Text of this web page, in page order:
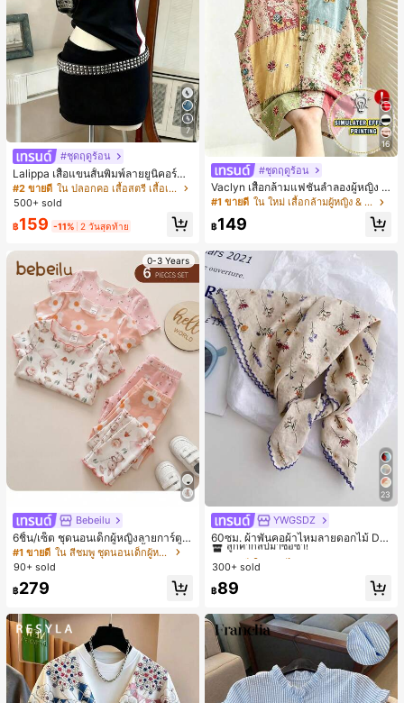
7
#ชุดฤดูร้อน
Lalippa เสื้อแขนสั้นพิมพ์ลายยูนิคอร์นล
ายทางสีตัดกันสำหรับผู้หญิง สไตล์วิทย
าลัย
#2 ขายดี
ใน ปลอกคอ เสื้อสตรี เสื้อเบลาส์ & Tee
500+ sold
฿159 -11% 2 วันสุดท้าย
0-3 Years
Bebeilu
6ชิ้น/เซ็ต ชุดนอนเด็กผู้หญิงลายการ์ตูน
หมีและดอกไม้ คอกลม แขนสั้น กางเกง
ขาสั้น ขอบระบาย สวมใส่สบาย
#1 ขายดี
ใน สีชมพู ชุดนอนเด็กผู้หญิง
90+ sold
฿279
16
#ชุดฤดูร้อน
Vaclyn เสื้อกล้ามแฟชั่นลำลองผู้หญิง ล
ายแพตช์เวิร์ก แขนกุด คอกลม ติดกระดุ
#1 ขายดี ใน ใหม่ เสื้อกล้ามผู้หญิง & Camis
฿149
23
YWGSDZ
60ซม. ผ้าพันคอผ้าไหมลายดอกไม้ Dit
sy สีเบจ, เครื่องประดับใหม่สำหรับผู้หญิ
งฤดูใบไม้ผลิ/ฤดูใบไม้ร่วง, ผ้าพันคอผืน
#1 ขายดี
ลูกค้ากลับมาซื้อซ้ำ!
#1 ขายดี
ลูกค้ากลับมาซื้อซ้ำ!
#1 ขายดี
ลูกค้ากลับมาซื้อซ้ำ!
#1 ขายดี
ใน ดอกไม้ ผ้าพันคอและผ้าพันคอผู้หญิง
300+ sold
฿89